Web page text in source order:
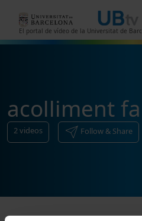
El portal de vídeo de la Universitat de
acolliment
2videos Follow & Share